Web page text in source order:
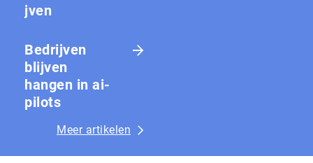
jven
Bedrijven
blijven
hangen in ai-
pilots
Meer artikelen